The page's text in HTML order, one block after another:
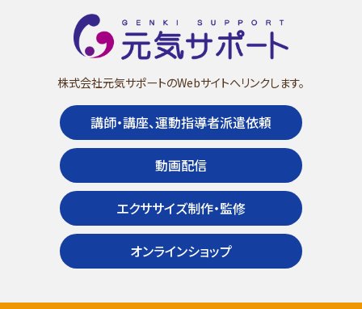
株式会社元気サポートのWebサイトへリンクします。
講師・講座、運動指導者派遣依頼
動画配信
エクササイズ制作・監修
オンラインショップ